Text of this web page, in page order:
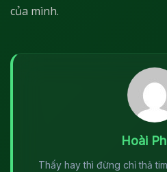
của mình.
Hoài
Thấy hay thì đừng chỉ thả